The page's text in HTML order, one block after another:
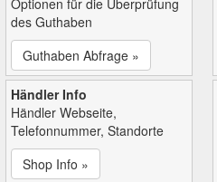
des Guthaben
Guthaben Abfrage »
Händler Info
Händler Webseite,
Telefonnummer, Standorte
Shop Info »